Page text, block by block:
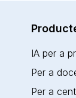
IA per a
Per a
Per a